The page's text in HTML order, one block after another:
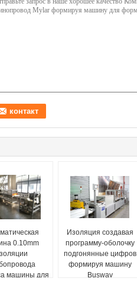
0.10mm
машины для
Изоляция создавая
программу-оболочку
подгонянные цифров
формируя машину
Busway